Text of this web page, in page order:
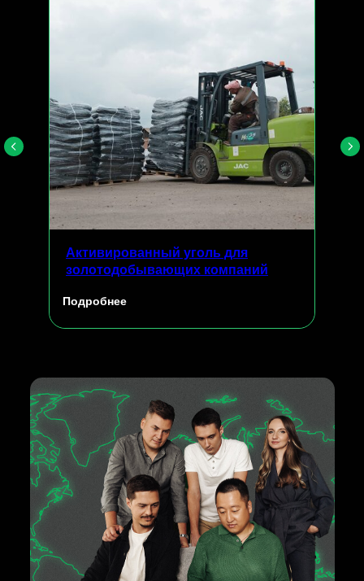
Активированный уголь для
золотодобывающих компаний
Подробнее